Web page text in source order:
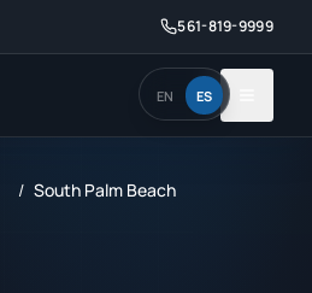
561-819-9999
ES
EN
/ South Palm Beach